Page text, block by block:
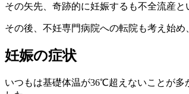
その矢先、奇跡的に妊娠するも不全流産
その後、不妊専門病院への転院も考え始
妊娠の症状
いつもは基礎体温が36℃超えないことが多